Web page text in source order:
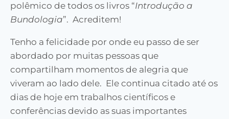
polêmico de todos os livros “Introdução a
Bundologia”. Acreditem!
Tenho a felicidade por onde eu passo de ser
abordado por muitas pessoas que
compartilham momentos de alegria que
viveram ao lado dele. Ele continua citado até os
dias de hoje em trabalhos científicos e
conferências devido as suas importantes